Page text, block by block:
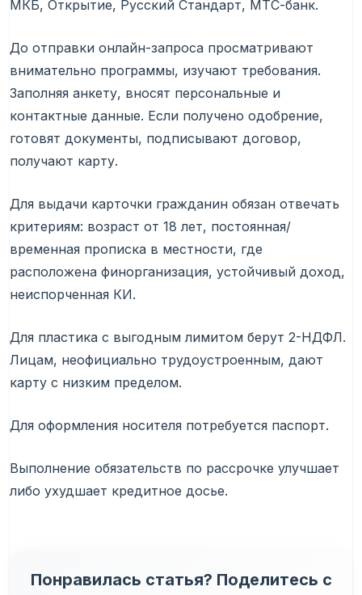
МКБ, Открытие, Русский Стандарт, МТС-банк.
До отправки онлайн-запроса просматривают
внимательно программы, изучают требования.
Заполняя анкету, вносят персональные и
контактные данные. Если получено одобрение,
готовят документы, подписывают договор,
получают карту.
Для выдачи карточки гражданин обязан отвечать
критериям: возраст от 18 лет, постоянная/
временная прописка в местности, где
расположена финорганизация, устойчивый доход,
неиспорченная КИ.
Для пластика с выгодным лимитом берут 2-НДФЛ.
Лицам, неофициально трудоустроенным, дают
карту с низким пределом.
Для оформления носителя потребуется паспорт.
Выполнение обязательств по рассрочке улучшает
либо ухудшает кредитное досье.
Понравилась статья? Поделитесь с